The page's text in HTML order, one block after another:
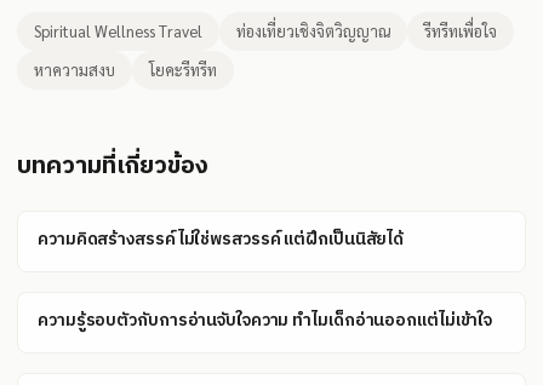
Spiritual Wellness Travel ท่องเที่ยวเชิงจิตวิญญาณ
รีทรีทเพื่อใจ
หาความสงบ
โยคะรีทรีท
บทความที่เกี่ยวข้อง
ความคิดสร้างสรรค์ไม่ใช่พรสวรรค์ แต่ฝึกเป็นนิสัยได้
ความรู้รอบตัวกับการอ่านจับใจความ ทำไมเด็กอ่านออกแต่ไม่เข้าใจ